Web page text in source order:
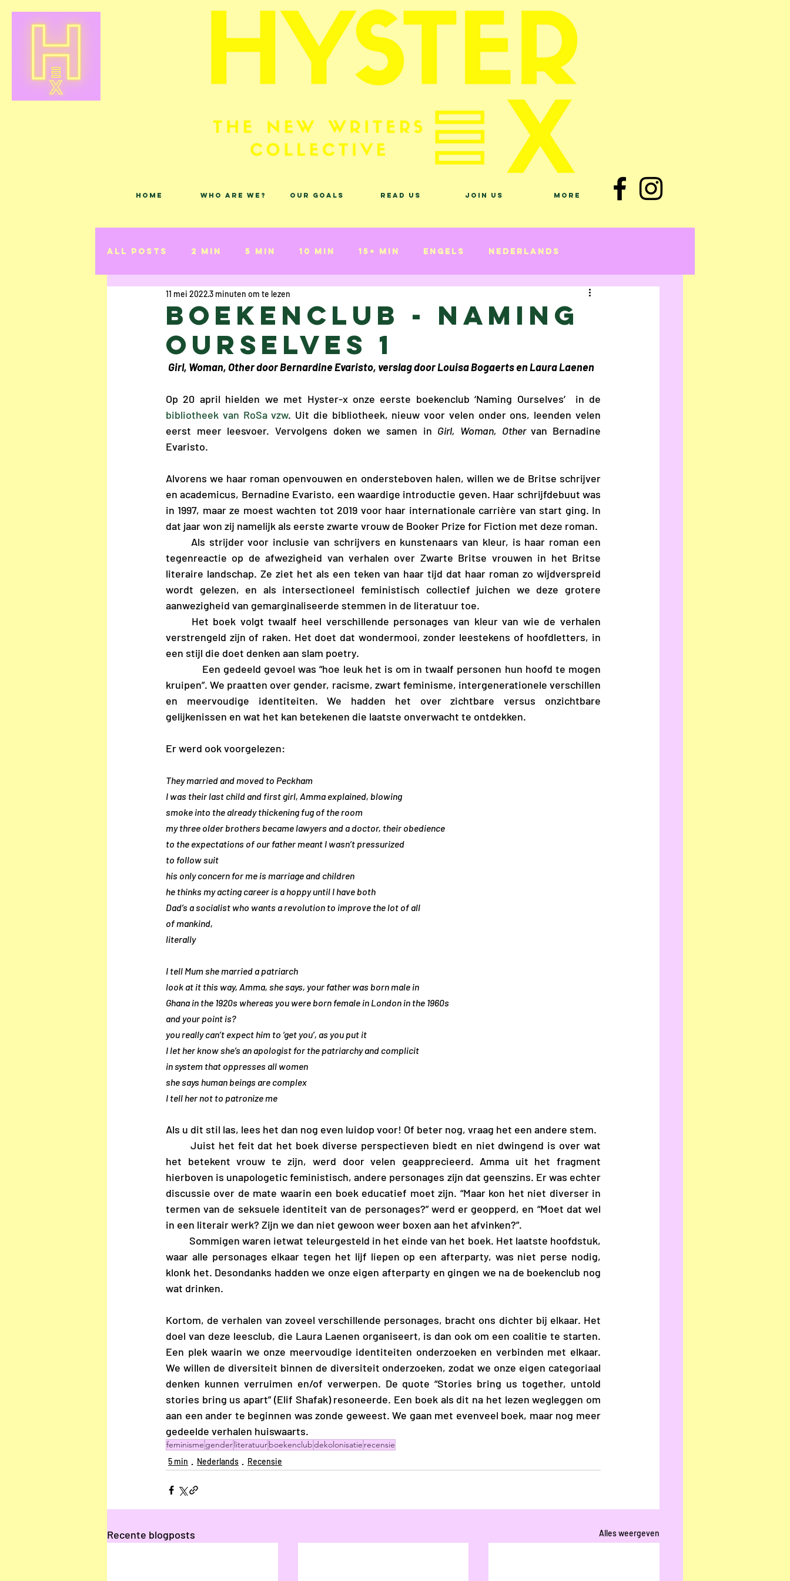
Home Who are we? Our Goals Read Us Join Us More
All Posts 2 min 5 min 10 min 15+ min Engels Nederlands
Kort Verhaal Gedicht
Uschi Cop Anaïs Raes Anke Verschueren
Jesalyn Bolduc
Alice Bogaerts
Boekenclub - Naming
Ourselves 1
11 mei 20223 minuten om te lezen
Girl, Woman, Other door Bernardine Evaristo, verslag door Louisa Bogaerts en Laura Laenen
Op 20 april hielden we met Hyster-x onze eerste boekenclub ‘Naming Ourselves’  in de
bibliotheek van RoSa vzw. Uit die bibliotheek, nieuw voor velen onder ons, leenden velen
eerst meer leesvoer. Vervolgens doken we samen in Girl, Woman, Other van Bernadine
Evaristo.
Alvorens we haar roman openvouwen en ondersteboven halen, willen we de Britse schrijver
en academicus, Bernadine Evaristo, een waardige introductie geven. Haar schrijfdebuut was
in 1997, maar ze moest wachten tot 2019 voor haar internationale carrière van start ging. In
dat jaar won zij namelijk als eerste zwarte vrouw de Booker Prize for Fiction met deze roman.
tegenreactie op de afwezigheid van verhalen over Zwarte Britse vrouwen in het Britse
literaire landschap. Ze ziet het als een teken van haar tijd dat haar roman zo wijdverspreid
wordt gelezen, en als intersectioneel feministisch collectief juichen we deze grotere
aanwezigheid van gemarginaliseerde stemmen in de literatuur toe.
verstrengeld zijn of raken. Het doet dat wondermooi, zonder leestekens of hoofdletters, in
een stijl die doet denken aan slam poetry.
kruipen”. We praatten over gender, racisme, zwart feminisme, intergenerationele verschillen
en meervoudige identiteiten. We hadden het over zichtbare versus onzichtbare
gelijkenissen en wat het kan betekenen die laatste onverwacht te ontdekken.
Er werd ook voorgelezen:
They married and moved to Peckham
I was their last child and first girl, Amma explained, blowing
smoke into the already thickening fug of the room
my three older brothers became lawyers and a doctor, their obedience
to the expectations of our father meant I wasn’t pressurized
to follow suit
his only concern for me is marriage and children
he thinks my acting career is a hoppy until I have both
Dad’s a socialist who wants a revolution to improve the lot of all
of mankind,
literally
I tell Mum she married a patriarch
look at it this way, Amma, she says, your father was born male in
Ghana in the 1920s whereas you were born female in London in the 1960s
and your point is?
you really can’t expect him to ‘get you’, as you put it
I let her know she’s an apologist for the patriarchy and complicit
in system that oppresses all women
she says human beings are complex
I tell her not to patronize me
Als u dit stil las, lees het dan nog even luidop voor! Of beter nog, vraag het een andere stem.
het betekent vrouw te zijn, werd door velen geapprecieerd. Amma uit het fragment
hierboven is unapologetic feministisch, andere personages zijn dat geenszins. Er was echter
discussie over de mate waarin een boek educatief moet zijn. “Maar kon het niet diverser in
termen van de seksuele identiteit van de personages?” werd er geopperd, en “Moet dat wel
in een literair werk? Zijn we dan niet gewoon weer boxen aan het afvinken?”.
waar alle personages elkaar tegen het lijf liepen op een afterparty, was niet perse nodig,
klonk het. Desondanks hadden we onze eigen afterparty en gingen we na de boekenclub nog
wat drinken.
Kortom, de verhalen van zoveel verschillende personages, bracht ons dichter bij elkaar. Het
doel van deze leesclub, die Laura Laenen organiseert, is dan ook om een coalitie te starten.
Een plek waarin we onze meervoudige identiteiten onderzoeken en verbinden met elkaar.
We willen de diversiteit binnen de diversiteit onderzoeken, zodat we onze eigen categoriaal
denken kunnen verruimen en/of verwerpen. De quote “Stories bring us together, untold
stories bring us apart” (Elif Shafak) resoneerde. Een boek als dit na het lezen wegleggen om
aan een ander te beginnen was zonde geweest. We gaan met evenveel boek, maar nog meer
gedeelde verhalen huiswaarts.
feminisme genderliteratuurboekenclubdekolonisatie recensie
5 min Nederlands Recensie
Recente blogposts Alles weergeven